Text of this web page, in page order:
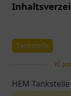
Tankstelle
KI
HEM Tankstelle